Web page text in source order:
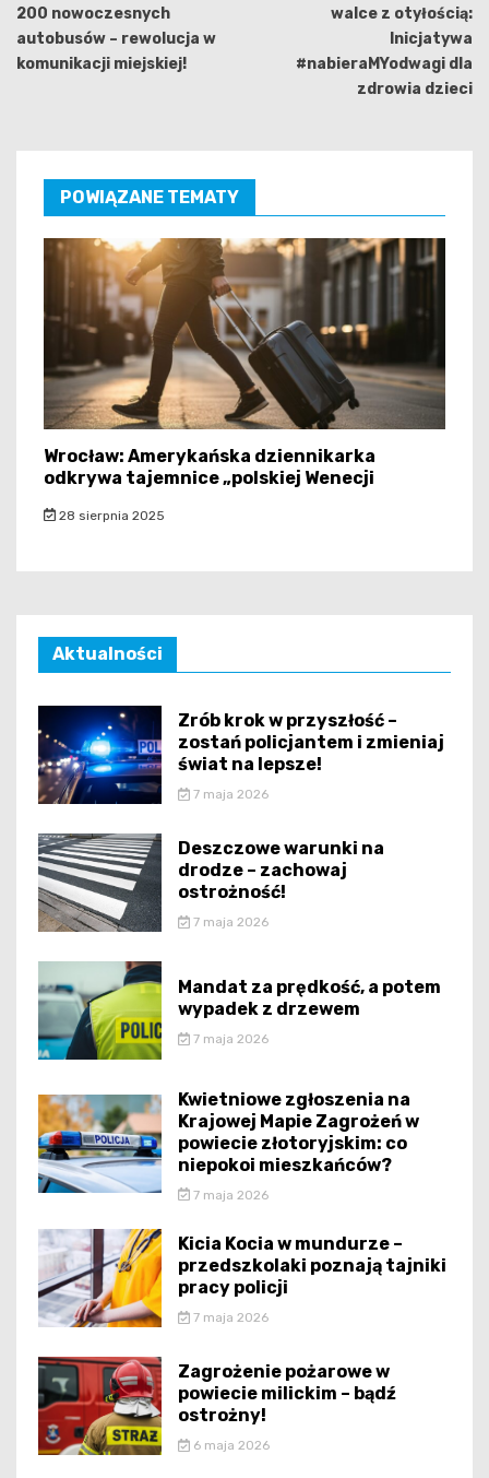
200 nowoczesnych
autobusów – rewolucja w
komunikacji miejskiej!
walce z otyłością:
Inicjatywa
#nabieraMYodwagi dla
zdrowia dzieci
POWIĄZANE TEMATY
Wrocław: Amerykańska dziennikarka
odkrywa tajemnice „polskiej Wenecji
28 sierpnia 2025
Aktualności
Zrób krok w przyszłość –
zostań policjantem i zmieniaj
świat na lepsze!
7 maja 2026
Deszczowe warunki na
drodze – zachowaj
ostrożność!
7 maja 2026
Mandat za prędkość, a potem
wypadek z drzewem
7 maja 2026
Kwietniowe zgłoszenia na
Krajowej Mapie Zagrożeń w
powiecie złotoryjskim: co
niepokoi mieszkańców?
7 maja 2026
Kicia Kocia w mundurze –
przedszkolaki poznają tajniki
pracy policji
7 maja 2026
Zagrożenie pożarowe w
powiecie milickim – bądź
ostrożny!
6 maja 2026